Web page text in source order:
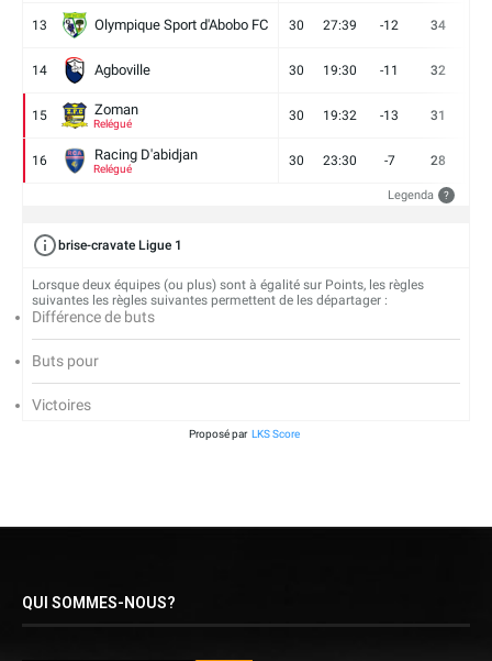
13 Olympique Sport d'Abobo FC 30 27:39 -12 34
14 Agboville 30 19:30 -11 32
15 Zoman
Relégué
30 19:32 -13 31
16 Racing D'abidjan
Relégué
30 23:30 -7 28
Legenda ?
brise-cravate Ligue 1
Lorsque deux équipes (ou plus) sont à égalité sur Points, les règles
suivantes les règles suivantes permettent de les départager :
Différence de buts
Buts pour
Victoires
Proposé par LKS Score
QUI SOMMES-NOUS?